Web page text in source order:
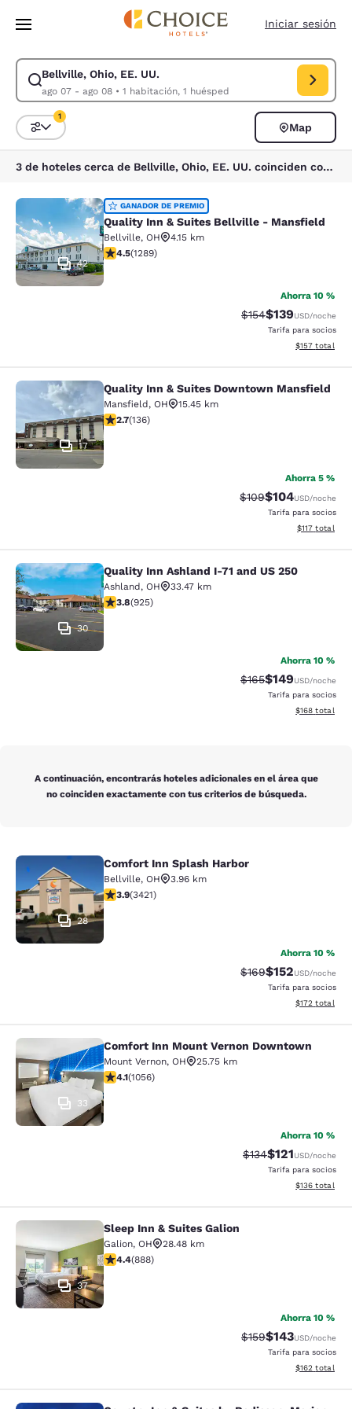
Pasar A Contenido Principal
Iniciar sesión
Bellville, Ohio, EE. UU.
ago 07 - ago 08• 1 habitación, 1 huésped
Modificar la búsqueda de Bellville, Ohio, EE. UU.. Fecha de check-in
Ordenar y filtrar
1
Map
3 de hoteles cerca de Bellville, Ohio, EE. UU. coinciden con tus filtros
Quality Inn & Suites Bellville -
42
GANADOR DE PREMIO
Quality Inn & Suites Bellville - Mansfield
Bellville, OH
4.15 km
calificación de 4.45 estrellas. Excelente. 1289 reseñas
4.5(1289)
Ahorra 10 %
Precio tachado:
$154Precio con
$139USD/noche
Tarifa para socios
Ver detalles
$157 total
Quality Inn & Suites Downtown
17
Quality Inn & Suites Downtown Mansfield
Mansfield, OH
15.45 km
calificación de 2.69 estrellas. Feria. 136 reseñas
2.7(136)
Ahorra 5 %
Precio tachado:
$109Precio con
$104USD/noche
Tarifa para socios
Ver detalles
$117 total
Quality Inn Ashland I-71 and US 250
30
Quality Inn Ashland I-71 and US 250
Ashland, OH
33.47 km
calificación de 3.8 estrellas. Bueno. 925 reseñas
3.8(925)
Ahorra 10 %
Precio tachado:
$165Precio con
$149USD/noche
Tarifa para socios
Ver detalles
$168 total
A continuación, encontrarás hoteles adicionales en el área que
no coinciden exactamente con tus criterios de búsqueda.
Comfort Inn Splash Harbor
28
Comfort Inn Splash Harbor
Bellville, OH
3.96 km
calificación de 3.88 estrellas. Bueno. 3421 reseñas
3.9(3421)
Ahorra 10 %
Precio tachado:
$169Precio con
$152USD/noche
Tarifa para socios
Ver detalles
$172 total
Comfort Inn Mount Vernon
33
Comfort Inn Mount Vernon Downtown
Mount Vernon, OH
25.75 km
calificación de 4.09 estrellas. Muy bueno. 1056
4.1(1056)
Ahorra 10 %
Precio tachado:
$134Precio con
$121USD/noche
Tarifa para socios
Ver detalles
$136 total
Sleep Inn & Suites Galion
37
Sleep Inn & Suites Galion
Galion, OH
28.48 km
calificación de 4.36 estrellas. Excelente. 888 reseñas
4.4(888)
Ahorra 10 %
Precio tachado:
$159Precio con
$143USD/noche
Tarifa para socios
Ver detalles
$162 total